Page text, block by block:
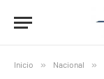
Inicio » Nacional »